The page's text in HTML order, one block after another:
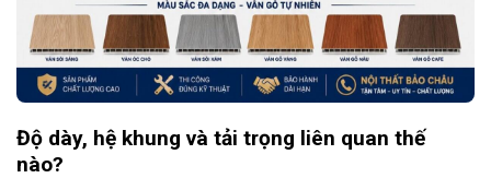
Độ dày, hệ khung và tải trọng liên quan thế
nào?